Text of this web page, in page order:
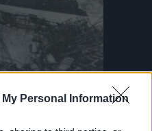
Personal Information